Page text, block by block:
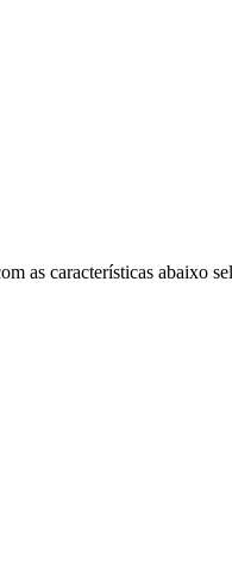
as características abaixo